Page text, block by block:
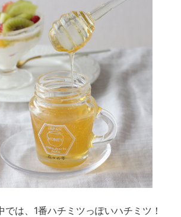
は、1番ハチミツっぽいハチミツ！